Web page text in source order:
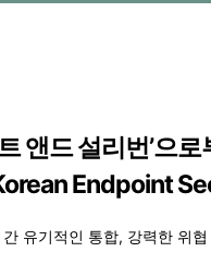
앤드 설리번’으
Endpoint
유기적인 통합, 강력한 위